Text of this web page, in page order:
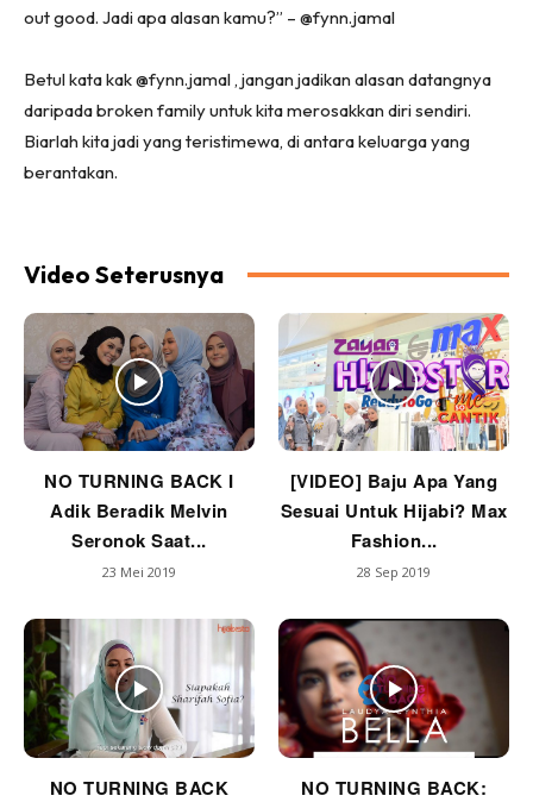
out good. Jadi apa alasan kamu?” – @fynn.jamal
Betul kata kak @fynn.jamal , jangan jadikan alasan datangnya
daripada broken family untuk kita merosakkan diri sendiri.
Biarlah kita jadi yang teristimewa, di antara keluarga yang
berantakan.
Video Seterusnya
NO TURNING BACK I
Adik Beradik Melvin
Seronok Saat...
23 Mei 2019
[VIDEO] Baju Apa Yang
Sesuai Untuk Hijabi? Max
Fashion...
28 Sep 2019
NO TURNING BACK
NO TURNING BACK: